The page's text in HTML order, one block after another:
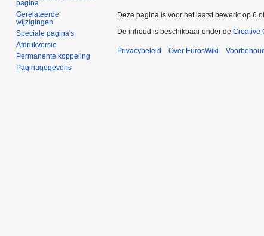
pagina
Gerelateerde
wijzigingen
Speciale pagina's
Afdrukversie
Permanente koppeling
Paginagegevens
Deze pagina is voor het laatst bewerkt op 6
De inhoud is beschikbaar onder de Creative
Privacybeleid Over EurosWiki Voorbehoud